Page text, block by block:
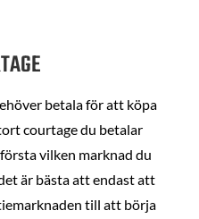
betala för att köpa
courtage du betalar
vilken marknad du
är bästa att endast att
till att börja